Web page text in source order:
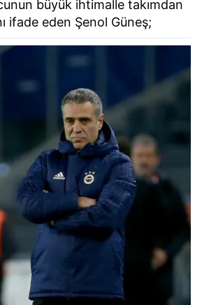
büyük ihtimalle takımdan
ifade eden Şenol Güneş;